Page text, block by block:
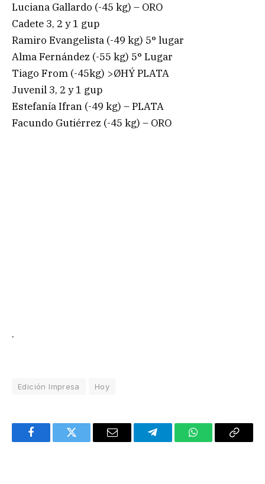
Luciana Gallardo (-45 kg) – ORO
Cadete 3, 2 y 1 gup
Ramiro Evangelista (-49 kg) 5° lugar
Alma Fernández (-55 kg) 5° Lugar
Tiago From (-45kg) >ØHÝ PLATA
Juvenil 3, 2 y 1 gup
Estefanía Ifran (-49 kg) – PLATA
Facundo Gutiérrez (-45 kg) – ORO
.
Edición Impresa Hoy
FacebookTwitter Email TelegramWhatsAppCopy